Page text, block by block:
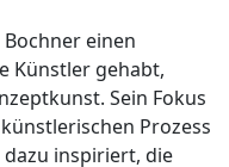
einen
Künstler gehabt,
Sein Fokus
Prozess
inspiriert, die